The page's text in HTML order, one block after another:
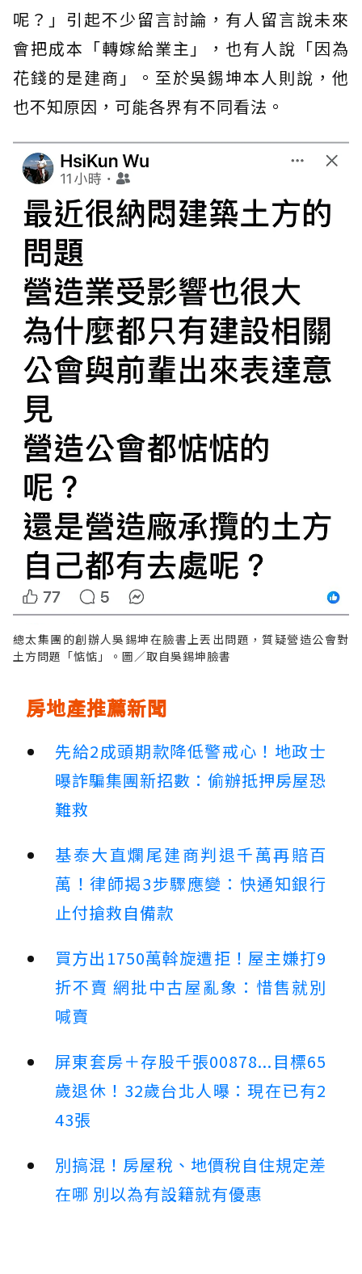
呢？」引起不少留言討論，有人留言說未來
會把成本「轉嫁給業主」，也有人說「因為
花錢的是建商」。至於吳錫坤本人則說，他
也不知原因，可能各界有不同看法。
總太集團的創辦人吳錫坤在臉書上丟出問題，質疑營造公會對
土方問題「惦惦」。圖／取自吳錫坤臉書
房地產推薦新聞
先給2成頭期款降低警戒心！地政士
曝詐騙集團新招數：偷辦抵押房屋恐
難救
基泰大直爛尾建商判退千萬再賠百
萬！律師揭3步驟應變：快通知銀行
止付搶救自備款
買方出1750萬斡旋遭拒！屋主嫌打9
折不賣 網批中古屋亂象：惜售就別
喊賣
屏東套房＋存股千張00878...目標65
歲退休！32歲台北人曝：現在已有2
43張
別搞混！房屋稅、地價稅自住規定差
在哪 別以為有設籍就有優惠